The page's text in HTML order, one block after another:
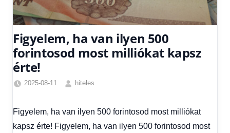
Figyelem, ha van ilyen 500
forintosod most milliókat kapsz
érte!
2025-08-11
hiteles
Hírek,
Hírek
Figyelem, ha van ilyen 500 forintosod most milliókat
kapsz érte! Figyelem, ha van ilyen 500 forintosod most